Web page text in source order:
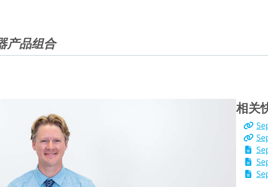
产品组合
相关